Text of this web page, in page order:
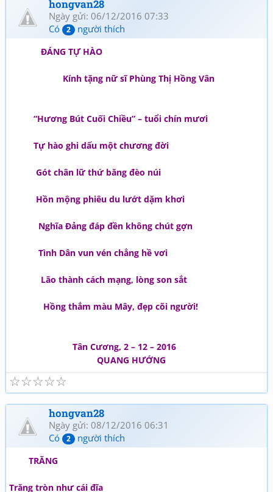
hongvan28
Ngày gửi: 06/12/2016 07:33
Có
2 người thích
ĐÁNG TỰ HÀO
Kính tặng nữ sĩ Phùng Thị Hồng Vân
“Hương Bút Cuối Chiều” – tuổi chín mươi
Tự hào ghi dấu một chương đời
Gót chân lữ thứ băng đèo núi
Hồn mộng phiêu du lướt dặm khơi
Nghĩa Đảng đáp đền không chút gợn
Tình Dân vun vén chẳng hề vơi
Lão thành cách mạng, lòng son sắt
Hồng thắm màu Mây, đẹp cõi người!
Tân Cương, 2 – 12 – 2016
QUANG HƯỚNG
☆
☆
☆
☆
☆
hongvan28
Ngày gửi: 08/12/2016 06:31
Có
2 người thích
TRĂNG
Trăng tròn như cái đĩa